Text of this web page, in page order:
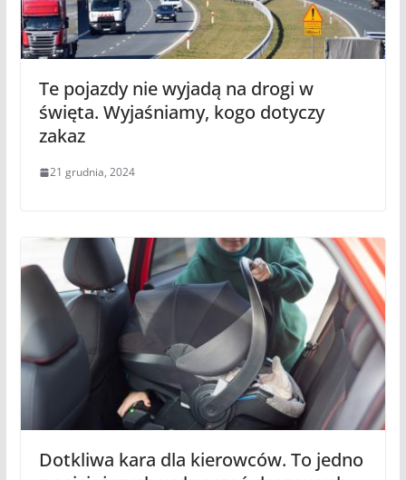
Te pojazdy nie wyjadą na drogi w
święta. Wyjaśniamy, kogo dotyczy
zakaz
21 grudnia, 2024
Dotkliwa kara dla kierowców. To jedno